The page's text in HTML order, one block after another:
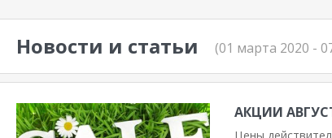
Новости и статьи (01 марта 2020 -
АКЦИИ